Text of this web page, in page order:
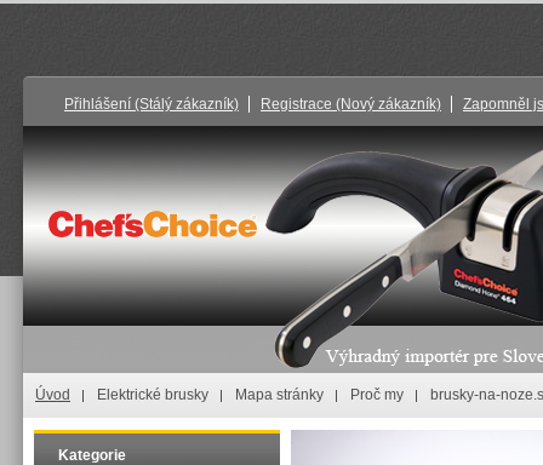
Přihlášení (Stálý zákazník) Registrace (Nový zákazník) Zapomněl
Úvod Elektrické brusky Mapa stránky Proč my brusky-na-
Kategorie